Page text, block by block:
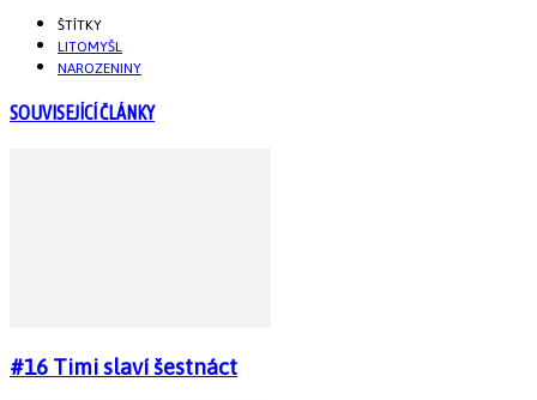
ŠTÍTKY
LITOMYŠL
NAROZENINY
SOUVISEJÍCÍ ČLÁNKY
#16 Timi slaví šestnáct